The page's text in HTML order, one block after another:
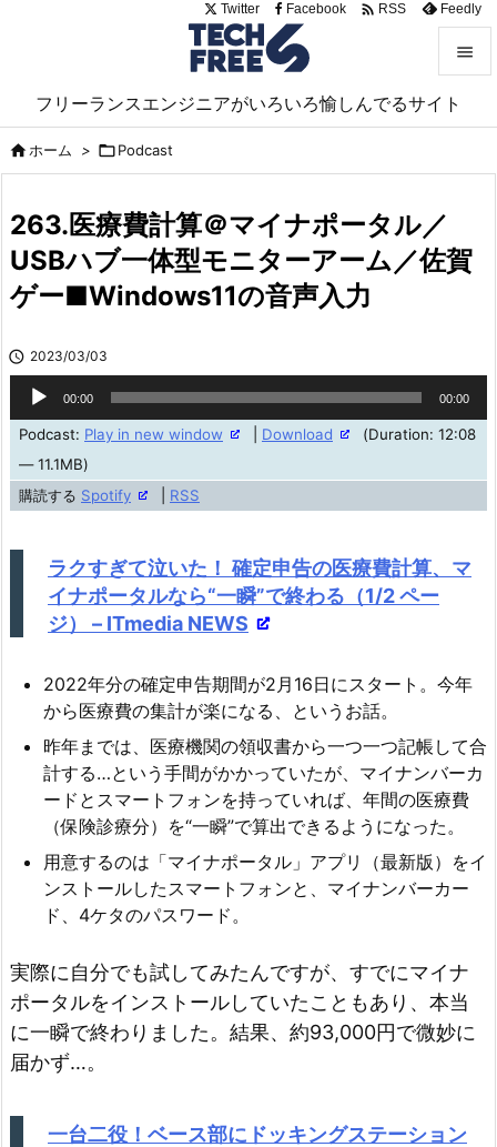
フリーランスエンジニアがいろいろ愉しんでるサイト


サイド

Twitter Facebook  RSS Feedly
ホーム > Podcast
263.医療費計算＠マイナポータル／
USBハブ一体型モニターアーム／佐賀
ゲー■Windows11の音声入力
 2023/03/03
声
レ
00:00 00:00
Podcast: Play in new window Download
(Duration: 12:08
— 11.1MB)
購読する Spotify RSS
ラクすぎて泣いた！ 確定申告の医療費計算、マ
イナポータルなら“一瞬”で終わる（1/2 ペー
ジ） – ITmedia NEWS
2022年分の確定申告期間が2月16日にスタート。今年
から医療費の集計が楽になる、というお話。
昨年までは、医療機関の領収書から一つ一つ記帳して合
計する…という手間がかかっていたが、マイナンバーカ
ードとスマートフォンを持っていれば、年間の医療費
（保険診療分）を“一瞬”で算出できるようになった。
用意するのは「マイナポータル」アプリ（最新版）をイ
ンストールしたスマートフォンと、マイナンバーカー
ド、4ケタのパスワード。
実際に自分でも試してみたんですが、すでにマイナ
ポータルをインストールしていたこともあり、本当
に一瞬で終わりました。結果、約93,000円で微妙に
届かず…。
一台二役！ベース部にドッキングステーション